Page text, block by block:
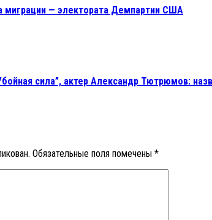
миграции — электората Демпартии США
сила”, актер Александр Тютрюмов:
Обязательные поля помечены *